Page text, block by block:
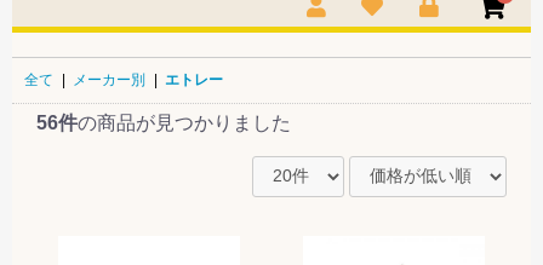
全て | メーカー別 | エトレー
56件の商品が見つかりました